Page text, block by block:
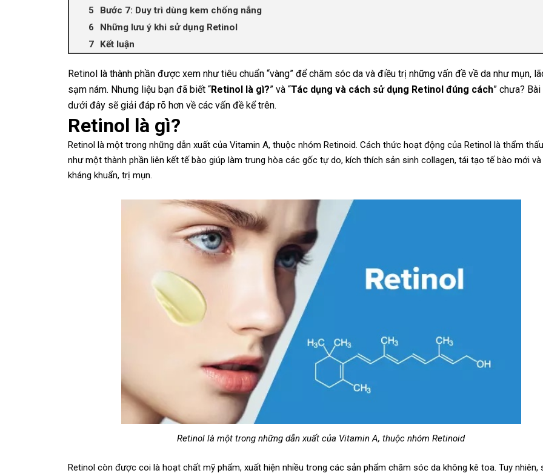
Bước 7: Duy trì dùng kem chống nắng
Những lưu ý khi sử dụng Retinol
Kết luận
Retinol là thành phần được xem như tiêu chuẩn “vàng” để chăm sóc da và điều trị những vấn đề về da như mụn,
sạm nám. Nhưng liệu bạn đã biết “Retinol là gì?” và “Tác dụng và cách sử dụng Retinol đúng cách” chưa?
dưới đây sẽ giải đáp rõ hơn về các vấn đề kể trên.
Retinol là gì?
Retinol là một trong những dẫn xuất của Vitamin A, thuộc nhóm Retinoid. Cách thức hoạt động của Retinol là thẩm
như một thành phần liên kết tế bào giúp làm trung hòa các gốc tự do, kích thích sản sinh collagen, tái tạo tế bào mới
kháng khuẩn, trị mụn.
Retinol là một trong những dẫn xuất của Vitamin A, thuộc nhóm Retinoid
Retinol còn được coi là hoạt chất mỹ phẩm, xuất hiện nhiều trong các sản phẩm chăm sóc da không kê toa. Tuy nhiên,